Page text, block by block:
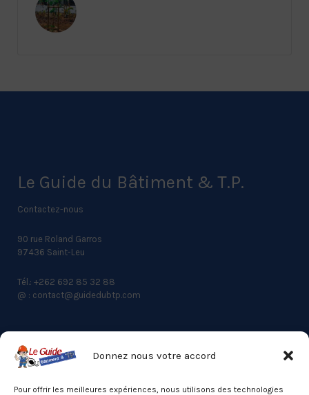
Donnez nous votre accord
Pour offrir les meilleures expériences, nous utilisons des technologies
Le Guide du Bâtiment & T.P.
Contactez-nous
90 rue Roland Garros
97436 Saint-Leu
Tél.: +262 692 85 32 88
@ : contact@guidedubtp.com
ACCES RAPIDE
Actualités du BTP